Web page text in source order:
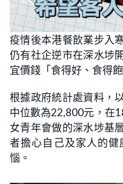
疫情後本港餐飲業步入
仍有社企逆市在深水埗
宜價錢「食得好、食得飽
根據政府統計處資料，
中位數為22,800元，在
女青年會做的深水埗基
者擔心自己及家人的
惱。